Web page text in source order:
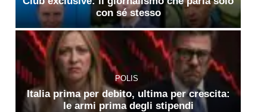
con sé stesso
POLIS
Italia prima per debito, ultima per crescita:
le armi prima degli stipendi